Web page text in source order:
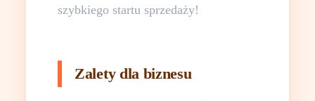
szybkiego startu sprzedaży!
Zalety dla biznesu